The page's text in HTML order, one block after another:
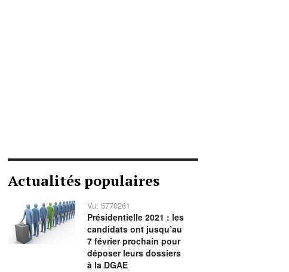
Actualités populaires
Vu: 5770261
Présidentielle 2021 : les
candidats ont jusqu’au
7 février prochain pour
déposer leurs dossiers
à la DGAE